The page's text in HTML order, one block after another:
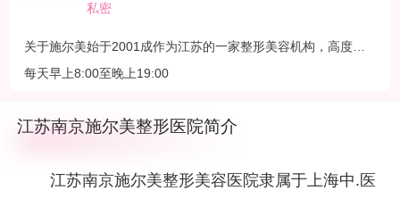
私密
关于施尔美始于2001成作为江苏的一家整形美容机构，高度尊
美、崇尚美、享受美的女性搭建一个交流、分享、共进的身心美
每天早上8:00至晚上19:00‌‌
江苏南京施尔美整形医院简介
江苏南京施尔美整形美容医院隶属于上海中.医